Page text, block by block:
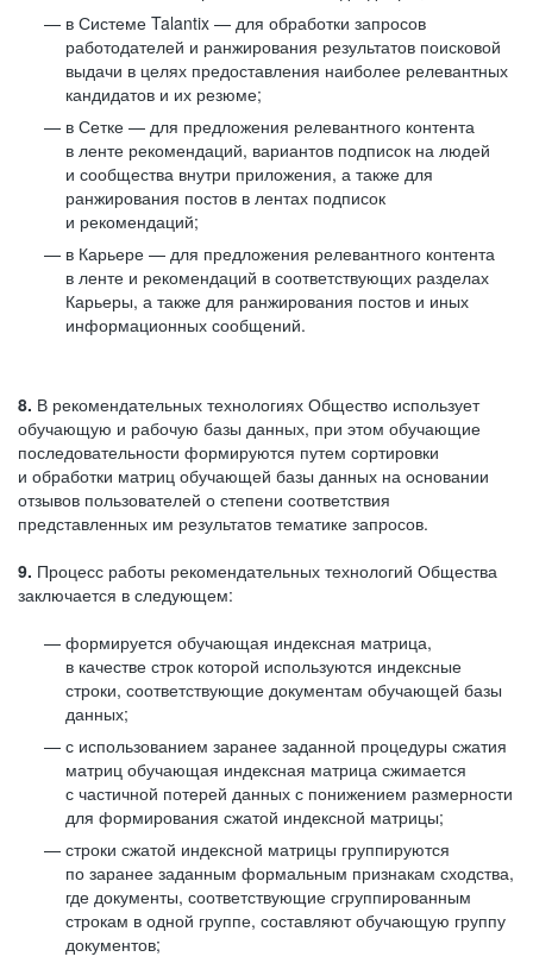
в Системе Talantix — для обработки запросов
работодателей и ранжирования результатов поисковой
выдачи в целях предоставления наиболее релевантных
кандидатов и их резюме;
в Сетке — для предложения релевантного контента
в ленте рекомендаций, вариантов подписок на людей
и сообщества внутри приложения, а также для
ранжирования постов в лентах подписок
и рекомендаций;
в Карьере — для предложения релевантного контента
в ленте и рекомендаций в соответствующих разделах
Карьеры, а также для ранжирования постов и иных
информационных сообщений.
8. В рекомендательных технологиях Общество использует
обучающую и рабочую базы данных, при этом обучающие
последовательности формируются путем сортировки
и обработки матриц обучающей базы данных на основании
отзывов пользователей о степени соответствия
представленных им результатов тематике запросов.
9. Процесс работы рекомендательных технологий Общества
заключается в следующем:
формируется обучающая индексная матрица,
в качестве строк которой используются индексные
строки, соответствующие документам обучающей базы
данных;
с использованием заранее заданной процедуры сжатия
матриц обучающая индексная матрица сжимается
с частичной потерей данных с понижением размерности
для формирования сжатой индексной матрицы;
строки сжатой индексной матрицы группируются
по заранее заданным формальным признакам сходства,
где документы, соответствующие сгруппированным
строкам в одной группе, составляют обучающую группу
документов;